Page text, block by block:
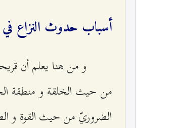
أسباب حدوث النزاع في
و من هنا يعلم أن
من حيث الخلقة و منطقة
الضروريّ من حيث القوة و